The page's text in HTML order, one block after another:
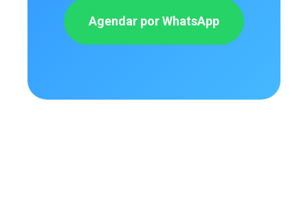
Agendar por WhatsApp